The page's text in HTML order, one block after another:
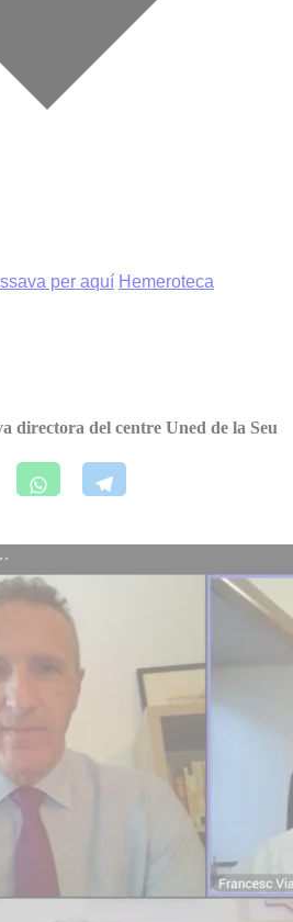
per aquí Hemeroteca
directora del centre Uned de la Seu